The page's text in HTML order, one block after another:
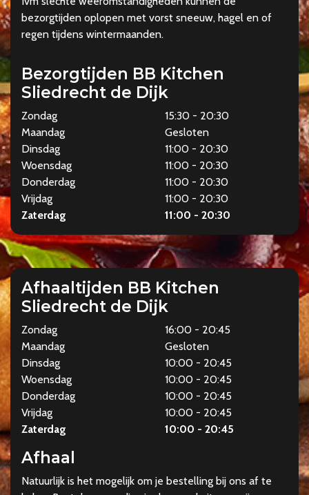
bezorgtijden oplopen met vorst sneeuw, hagel en of
regen tijdens wintermaanden.
Bezorgtijden BB Kitchen
Sliedrecht de Dijk
Zondag
15:30 - 20:30
Maandag
Gesloten
Dinsdag
11:00 - 20:30
Woensdag
11:00 - 20:30
Donderdag
11:00 - 20:30
Vrijdag
11:00 - 20:30
Zaterdag
11:00 - 20:30
Afhaaltijden BB Kitchen
Sliedrecht de Dijk
Zondag
16:00 - 20:45
Maandag
Gesloten
Dinsdag
10:00 - 20:45
Woensdag
10:00 - 20:45
Donderdag
10:00 - 20:45
Vrijdag
10:00 - 20:45
Zaterdag
10:00 - 20:45
Afhaal
Natuurlijk is het mogelijk om je bestelling bij ons af te